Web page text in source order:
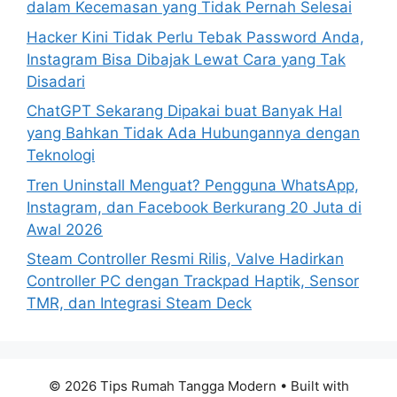
:
dalam Kecemasan yang Tidak Pernah Selesai
Hacker Kini Tidak Perlu Tebak Password Anda,
Instagram Bisa Dibajak Lewat Cara yang Tak
Disadari
ChatGPT Sekarang Dipakai buat Banyak Hal
yang Bahkan Tidak Ada Hubungannya dengan
Teknologi
Tren Uninstall Menguat? Pengguna WhatsApp,
Instagram, dan Facebook Berkurang 20 Juta di
Awal 2026
Steam Controller Resmi Rilis, Valve Hadirkan
Controller PC dengan Trackpad Haptik, Sensor
TMR, dan Integrasi Steam Deck
© 2026 Tips Rumah Tangga Modern • Built with